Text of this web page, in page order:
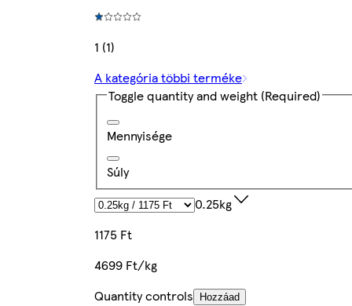
1 (1)
A kategória többi terméke
Toggle quantity and weight (Required)
Mennyisége
Súly
0.25kg
1175 Ft
4699 Ft/kg
Quantity controls
Hozzáad